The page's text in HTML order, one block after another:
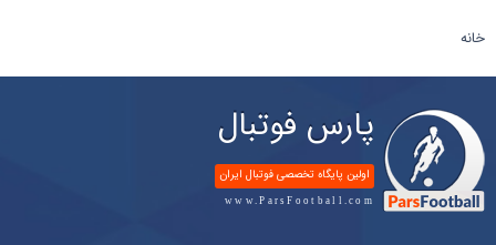
خانه
پارس فوتبال
اولین پایگاه تخصصی فوتبال ایران
www.ParsFootball.com